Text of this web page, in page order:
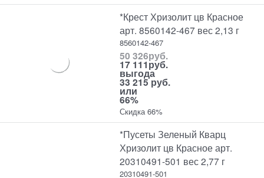
*Крест Хризолит цв Красное
арт. 8560142-467 вес 2,13 г
8560142-467
50 326руб.
17 111руб.
выгода
33 215 руб.
или
66%
Скидка 66%
*Пусеты Зеленый Кварц
Хризолит цв Красное арт.
20310491-501 вес 2,77 г
20310491-501